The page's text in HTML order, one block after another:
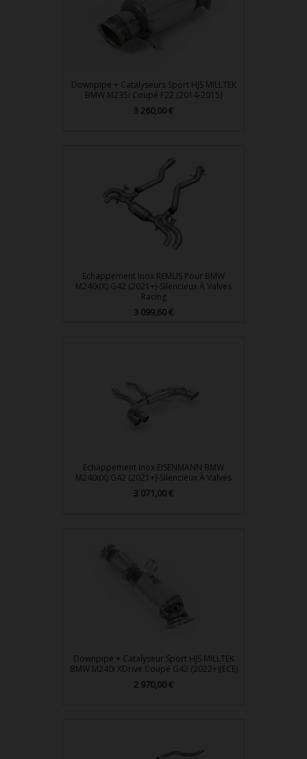
Downpipe + Catalyseurs Sport HJS MILLTEK
BMW M235i Coupé F22 (2014-2015)
Prix
3 260,00 €
Echappement Inox REMUS Pour BMW
M240i(x) G42 (2021+)-Silencieux À Valves
Racing
Prix
3 099,60 €
Echappement Inox EISENMANN BMW
M240i(x) G42 (2021+)-Silencieux À Valves
Prix
3 071,00 €
Downpipe + Catalyseur Sport HJS MILLTEK
BMW M240i XDrive Coupé G42 (2022+)(ECE)
Prix
2 970,00 €